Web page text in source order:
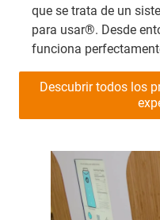
que se trata de un
para usar®. Desde
funciona
Descubrir todos los